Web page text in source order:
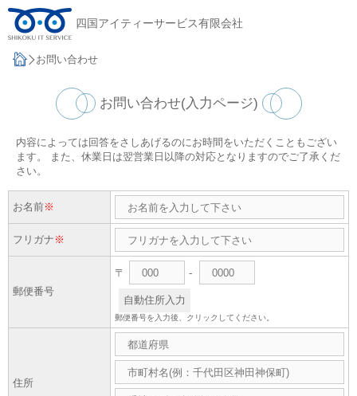
四国アイティーサービス有限会社
お問い合わせ
お問い合わせ(入力ページ)
内容によっては回答をさしあげるのにお時間をいただくこともござい
ます。 また、休業日は翌営業日以降の対応となりますのでご了承くだ
さい。
お名前※
フリガナ ※
郵便番号
〒 -
自動住所入力
郵便番号を入力後、クリックしてください。
住所